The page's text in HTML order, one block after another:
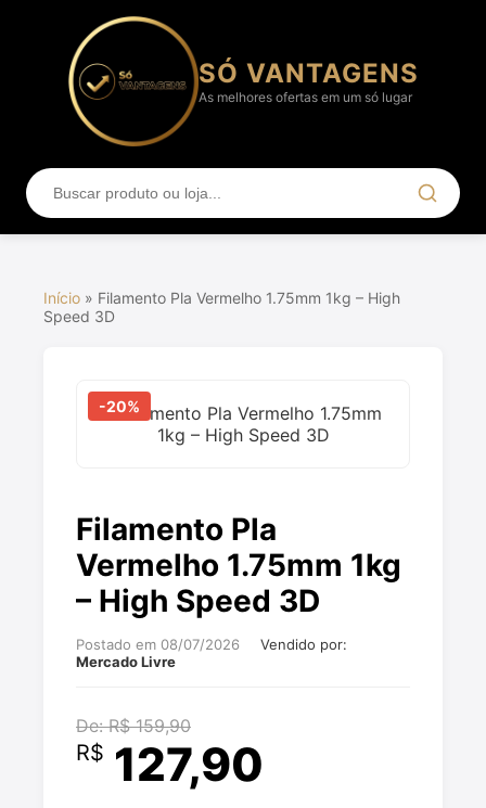
SÓ VANTAGENS
As melhores ofertas em um só lugar
Início » Filamento Pla Vermelho 1.75mm 1kg – High
Speed 3D
-20%
Filamento Pla
Vermelho 1.75mm 1kg
– High Speed 3D
Postado em 08/07/2026
Vendido por:
Mercado Livre
De: R$ 159,90
R$ 127,90